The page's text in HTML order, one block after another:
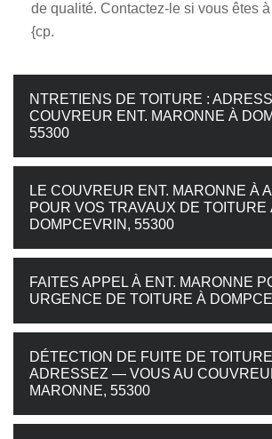
de qualité. Contactez-le si vous êtes
{cp.
NTRETIENS DE TOITURE :
COUVREUR ENT. MARONNE À
55300
LE COUVREUR ENT. MARONNE À
POUR VOS TRAVAUX DE TOITURE
DOMPCEVRIN, 55300
FAITES APPEL À ENT. MARONNE
URGENCE DE TOITURE À
DÉTECTION DE FUITE DE
ADRESSEZ — VOUS AU
MARONNE, 55300